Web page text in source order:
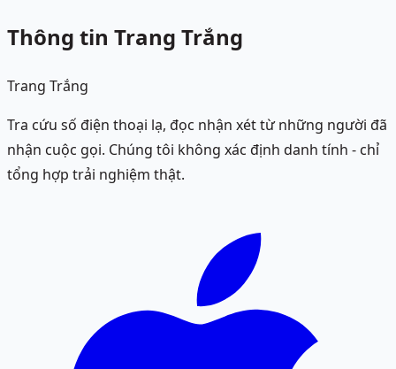
Thông tin Trang Trắng
Trang Trắng
Tra cứu số điện thoại lạ, đọc nhận xét từ những người đã
nhận cuộc gọi. Chúng tôi không xác định danh tính - chỉ
tổng hợp trải nghiệm thật.